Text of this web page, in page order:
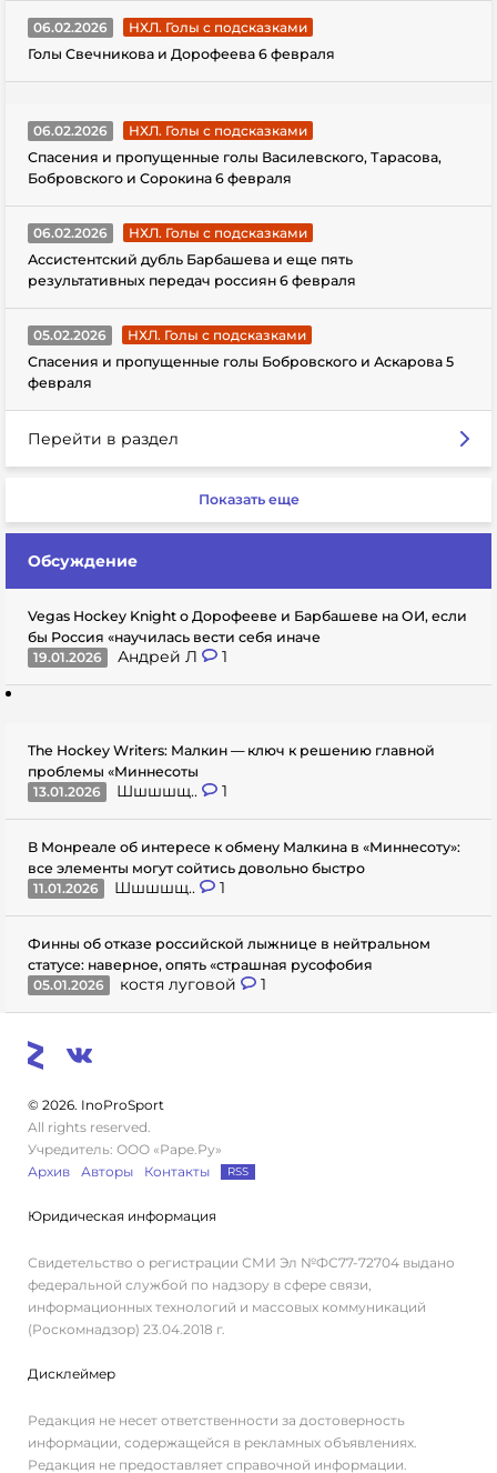
06.02.2026
НХЛ. Голы с подсказками
Голы Свечникова и Дорофеева 6 февраля
06.02.2026
НХЛ. Голы с подсказками
Спасения и пропущенные голы Василевского, Тарасова,
Бобровского и Сорокина 6 февраля
06.02.2026
НХЛ. Голы с подсказками
Ассистентский дубль Барбашева и еще пять
результативных передач россиян 6 февраля
05.02.2026
НХЛ. Голы с подсказками
Спасения и пропущенные голы Бобровского и Аскарова 5
февраля
Перейти в раздел
Показать еще
Обсуждение
Vegas Hockey Knight о Дорофееве и Барбашеве на ОИ, если
бы Россия «научилась вести себя иначе
19.01.2026
Андрей Л 1
The Hockey Writers: Малкин — ключ к решению главной
проблемы «Миннесоты
13.01.2026
Шшшшщ.. 1
В Монреале об интересе к обмену Малкина в «Миннесоту»:
все элементы могут сойтись довольно быстро
11.01.2026
Шшшшщ.. 1
Финны об отказе российской лыжнице в нейтральном
статусе: наверное, опять «страшная русофобия
05.01.2026
костя луговой 1
© 2026. InoProSport
All rights reserved.
Учредитель: ООО «Раре.Ру»
Архив
Авторы Контакты RSS
Юридическая информация
Свидетельство о регистрации СМИ Эл №ФС77-72704 выдано
федеральной службой по надзору в сфере связи,
информационных технологий и массовых коммуникаций
(Роскомнадзор) 23.04.2018 г.
Дисклеймер
Редакция не несет ответственности за достоверность
информации, содержащейся в рекламных объявлениях.
Редакция не предоставляет справочной информации.